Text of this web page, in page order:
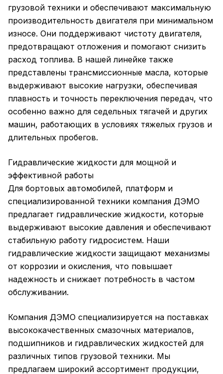
грузовой техники и обеспечивают максимальную
производительность двигателя при минимальном
износе. Они поддерживают чистоту двигателя,
предотвращают отложения и помогают снизить
расход топлива. В нашей линейке также
представлены трансмиссионные масла, которые
выдерживают высокие нагрузки, обеспечивая
плавность и точность переключения передач, что
особенно важно для седельных тягачей и других
машин, работающих в условиях тяжелых грузов и
длительных пробегов.
Гидравлические жидкости для мощной и
эффективной работы
Для бортовых автомобилей, платформ и
специализированной техники компания ДЭМО
предлагает гидравлические жидкости, которые
выдерживают высокие давления и обеспечивают
стабильную работу гидросистем. Наши
гидравлические жидкости защищают механизмы
от коррозии и окисления, что повышает
надежность и снижает потребность в частом
обслуживании.
Компания ДЭМО специализируется на поставках
высококачественных смазочных материалов,
подшипников и гидравлических жидкостей для
различных типов грузовой техники. Мы
предлагаем широкий ассортимент продукции,